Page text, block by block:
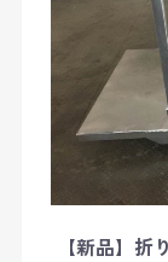
【新品】